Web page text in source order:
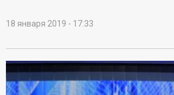
18 января 2019 - 17:33